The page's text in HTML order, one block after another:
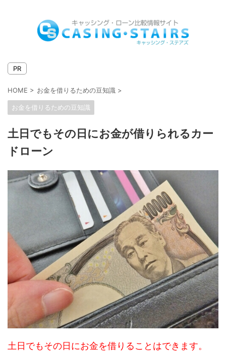
PR
HOME > お金を借りるための豆知識 >
お金を借りるための豆知識
土日でもその日にお金が借りられるカー
ドローン
土日でもその日にお金を借りることはできます。